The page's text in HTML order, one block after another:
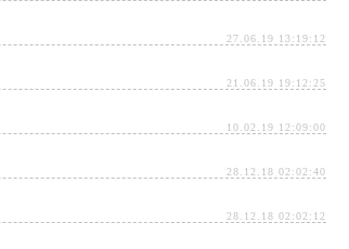
27.06.19 13:19:12
21.06.19 19:12:25
10.02.19 12:09:00
28.12.18 02:02:40
28.12.18 02:02:12